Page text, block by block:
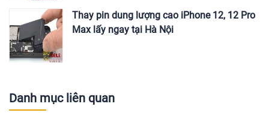
Thay pin dung lượng cao iPhone 12, 12 Pro
Max lấy ngay tại Hà Nội
Danh mục liên quan